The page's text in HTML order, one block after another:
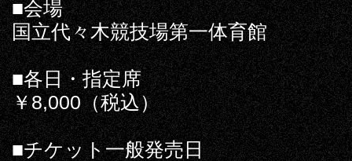
■会場
国立代々木競技場第一体育館
■各日・指定席
￥8,000（税込）
■チケット一般発売日